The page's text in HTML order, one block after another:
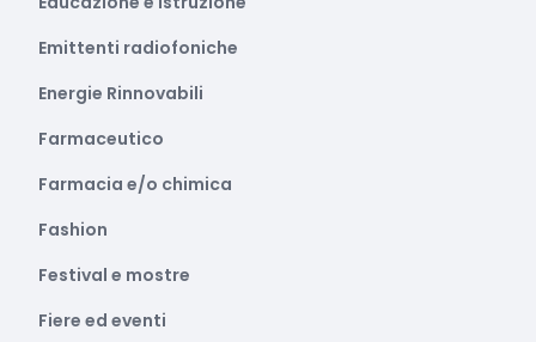
Emittenti radiofoniche
Energie Rinnovabili
Farmaceutico
Farmacia e/o chimica
Fashion
Festival e mostre
Fiere ed eventi